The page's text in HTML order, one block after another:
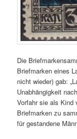
Die
Briefmarken eines
nicht wieder) gab:
Unabhängigkeit
Vorfahr sie als Kind
Briefmarken zu
für gestandene